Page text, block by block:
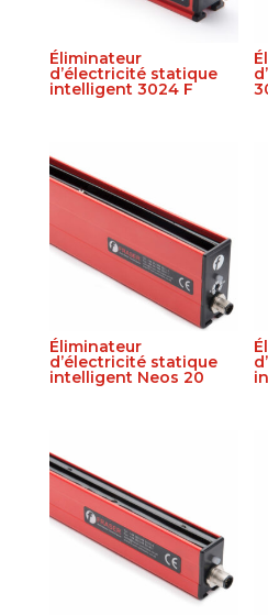
Éliminateur
d’électricité statique
intelligent 3024 F
Éliminateur
d’électricité statique
intelligent Neos 20